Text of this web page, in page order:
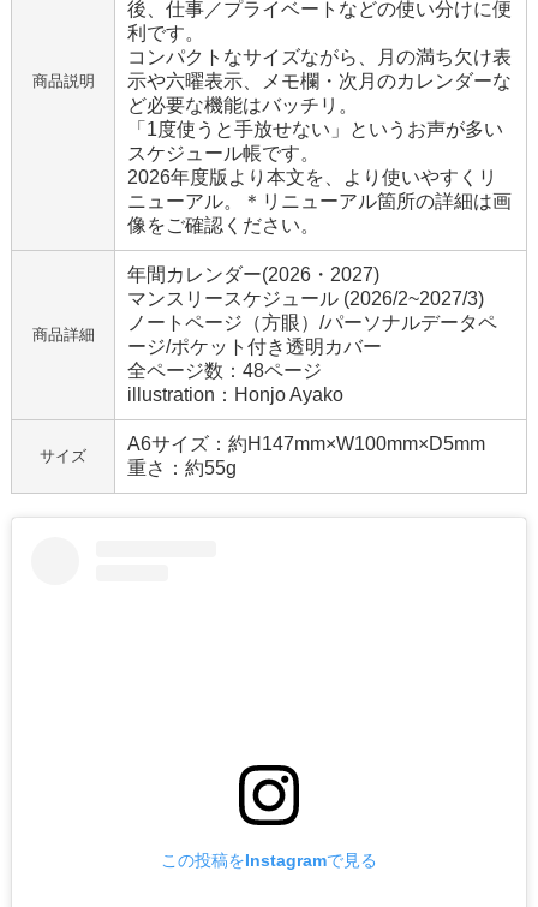
商品説明
後、仕事／プライベートなどの使い分けに便
利です。
コンパクトなサイズながら、月の満ち欠け表
示や六曜表示、メモ欄・次月のカレンダーな
ど必要な機能はバッチリ。
「1度使うと手放せない」というお声が多い
スケジュール帳です。
2026年度版より本文を、より使いやすくリ
ニューアル。＊リニューアル箇所の詳細は画
像をご確認ください。
商品詳細
年間カレンダー(2026・2027)
マンスリースケジュール (2026/2~2027/3)
ノートページ（方眼）/パーソナルデータペ
ージ/ポケット付き透明カバー
全ページ数：48ページ
illustration：Honjo Ayako
サイズ
A6サイズ：約H147mm×W100mm×D5mm
重さ：約55g
この投稿をInstagramで見る